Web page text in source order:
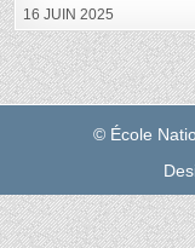
16 JUIN 2025
© École